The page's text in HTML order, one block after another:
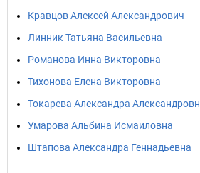
Кравцов Алексей Александрович
Линник Татьяна Васильевна
Романова Инна Викторовна
Тихонова Елена Викторовна
Токарева Александра
Умарова Альбина Исмаиловна
Штапова Александра Геннадьевна